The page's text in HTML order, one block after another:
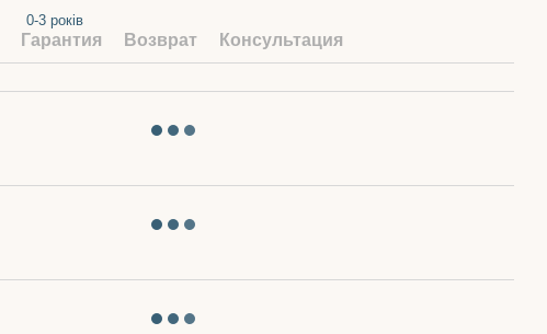
0-3 років
Гарантия Возврат Консультация